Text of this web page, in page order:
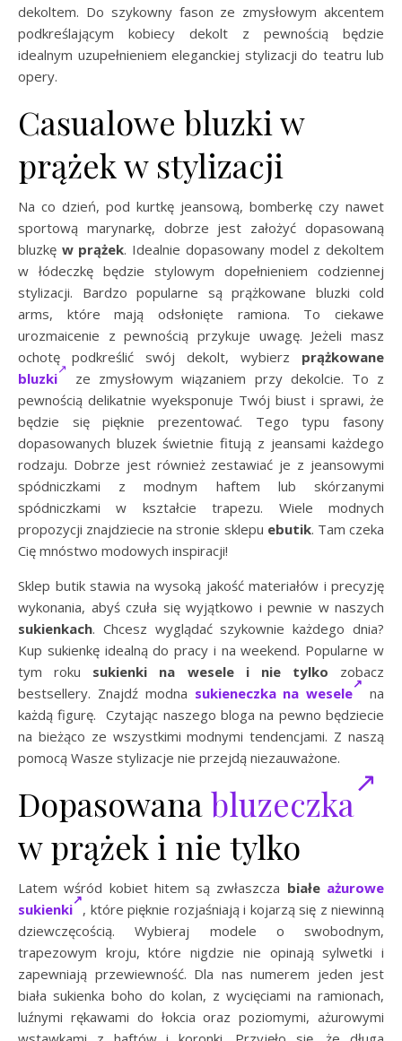
dekoltem. Do szykowny fason ze zmysłowym akcentem
podkreślającym kobiecy dekolt z pewnością będzie
idealnym uzupełnieniem eleganckiej stylizacji do teatru lub
opery.
Casualowe bluzki w
prążek w stylizacji
Na co dzień, pod kurtkę jeansową, bomberkę czy nawet
sportową marynarkę, dobrze jest założyć dopasowaną
bluzkę w prążek. Idealnie dopasowany model z dekoltem
w łódeczkę będzie stylowym dopełnieniem codziennej
stylizacji. Bardzo popularne są prążkowane bluzki cold
arms, które mają odsłonięte ramiona. To ciekawe
urozmaicenie z pewnością przykuje uwagę. Jeżeli masz
ochotę podkreślić swój dekolt, wybierz prążkowane
bluzki
ze zmysłowym wiązaniem przy dekolcie. To z
pewnością delikatnie wyeksponuje Twój biust i sprawi, że
będzie się pięknie prezentować. Tego typu fasony
dopasowanych bluzek świetnie fitują z jeansami każdego
rodzaju. Dobrze jest również zestawiać je z jeansowymi
spódniczkami z modnym haftem lub skórzanymi
spódniczkami w kształcie trapezu. Wiele modnych
propozycji znajdziecie na stronie sklepu ebutik. Tam czeka
Cię mnóstwo modowych inspiracji!
Sklep butik stawia na wysoką jakość materiałów i precyzję
wykonania, abyś czuła się wyjątkowo i pewnie w naszych
sukienkach. Chcesz wyglądać szykownie każdego dnia?
Kup sukienkę idealną do pracy i na weekend. Popularne w
tym roku sukienki na wesele i nie tylko zobacz
bestsellery. Znajdź modna sukieneczka na wesele
na
każdą figurę. Czytając naszego bloga na pewno będziecie
na bieżąco ze wszystkimi modnymi tendencjami. Z naszą
pomocą Wasze stylizacje nie przejdą niezauważone.
Dopasowanabluzeczka
w prążek i nie tylko
Latem wśród kobiet hitem są zwłaszcza białe ażurowe
sukienki , które pięknie rozjaśniają i kojarzą się z niewinną
dziewczęcością. Wybieraj modele o swobodnym,
trapezowym kroju, które nigdzie nie opinają sylwetki i
zapewniają przewiewność. Dla nas numerem jeden jest
biała sukienka boho do kolan, z wycięciami na ramionach,
luźnymi rękawami do łokcia oraz poziomymi, ażurowymi